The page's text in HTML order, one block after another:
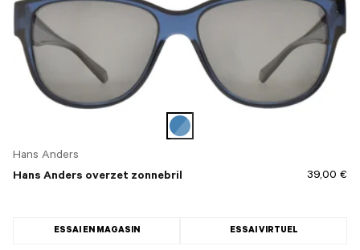
Hans Anders
Hans Anders overzet zonnebril
39,00 €
ESSAI EN MAGASIN ESSAI VIRTUEL